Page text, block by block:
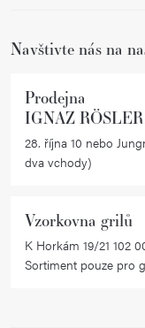
Navštivte nás na
Prodejna
IGNAZ RÖSLER
28. října 10 nebo
dva vchody)
Vzorkovna grilů
K Horkám 19/21 102
Sortiment pouze pro